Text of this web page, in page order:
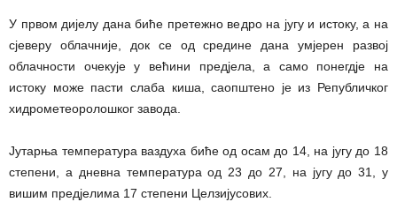
У првом дијелу дана биће претежно ведро на југу и истоку, а на
сјеверу облачније, док се од средине дана умјерен развој
облачности очекује у већини предјела, а само понегдје на
истоку може пасти слаба киша, саопштено је из Републичког
хидрометеоролошког завода.
Јутарња температура ваздуха биће од осам до 14, на југу до 18
степени, а дневна температура од 23 до 27, на југу до 31, у
вишим предјелима 17 степени Целзијусових.